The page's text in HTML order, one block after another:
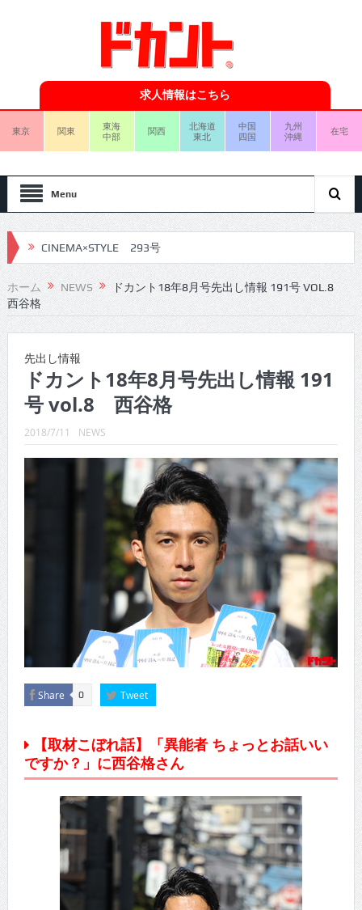
求人情報はこちら
東京 関東
東海
中部
関西
北海道
東北
中国
四国
九州
沖縄
在宅
Menu
CINEMA×STYLE 293号
CINEMA×STYLE 292号
CINEMA×STYLE 291号
CINEMA×STYLE 289号
CINEMA×STYLE 288号
CINEMA×STYLE 287号
CINEMA×STYLE 286号
CINEMA×STYLE 285号
CINEMA×STYLE 294号
ホーム NEWS
ドカント18年8月号先出し情報 191号 VOL.8
西谷格
先出し情報
ドカント18年8月号先出し情報 191
号 vol.8 西谷格
2018/7/11 NEWS
Share 0 Tweet
【取材こぼれ話】「異能者 ちょっとお話いい
ですか？」に西谷格さん